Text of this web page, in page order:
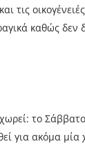
τις
καθώς
το
για ακόμα